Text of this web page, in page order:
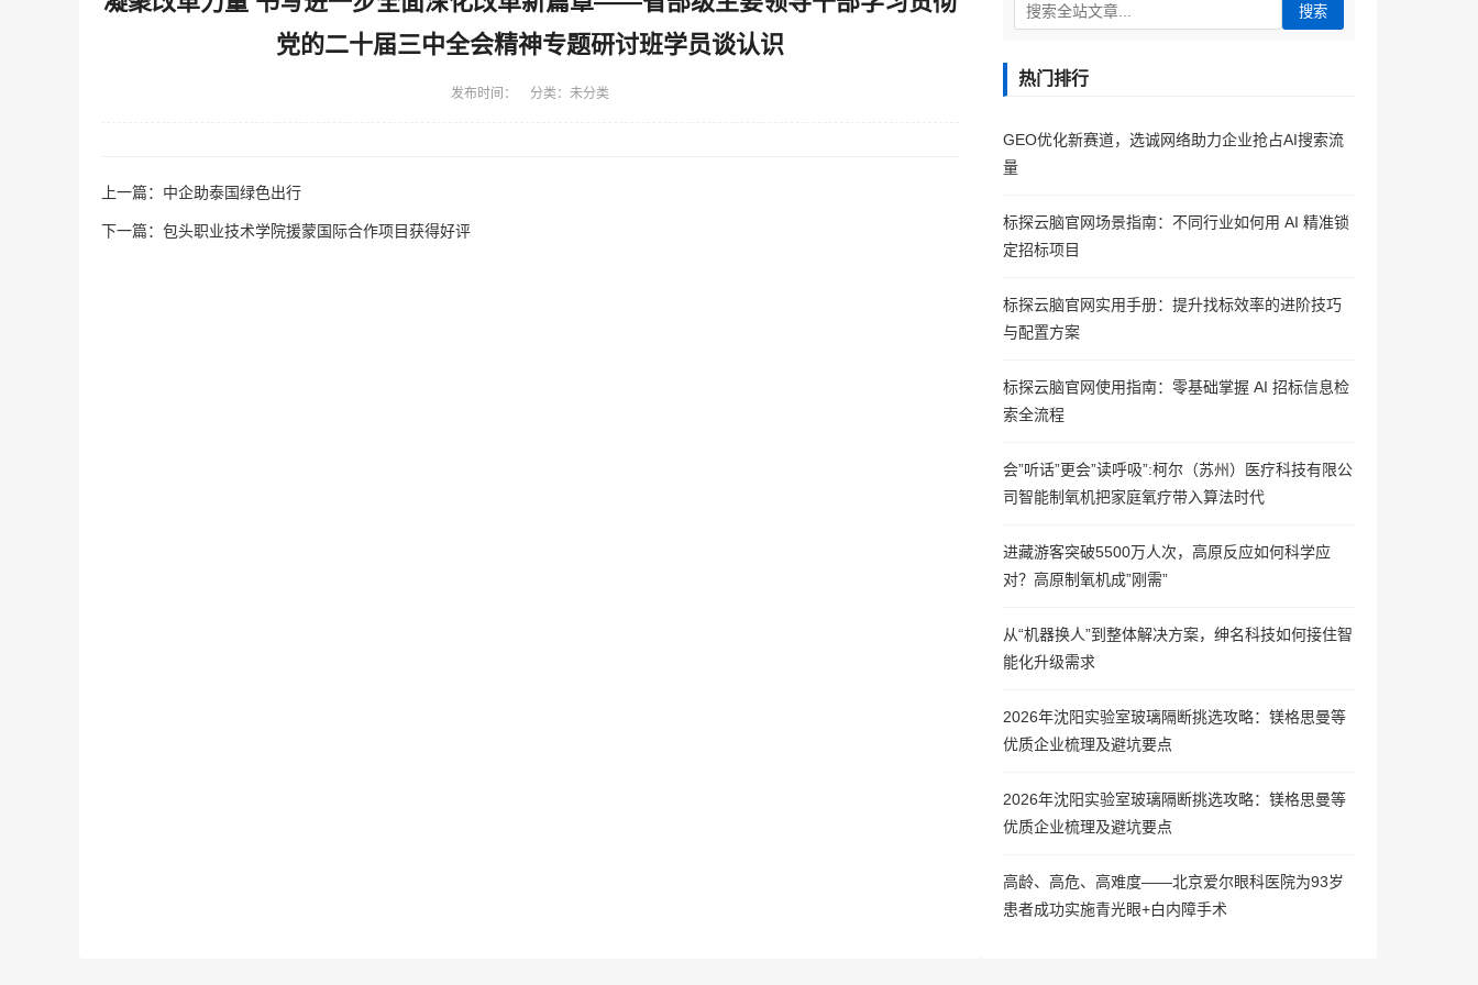
党的二十届三中全会精神专题研讨班学员谈认识
发布时间： 分类：未分类
上一篇： 中企助泰国绿色出行
下一篇： 包头职业技术学院援蒙国际合作项目获得好评
搜索
热门排行
GEO优化新赛道，选诚网络助力企业抢占AI搜索流
量
标探云脑官网场景指南：不同行业如何用 AI 精准锁
定招标项目
标探云脑官网实用手册：提升找标效率的进阶技巧
与配置方案
标探云脑官网使用指南：零基础掌握 AI 招标信息检
索全流程
会”听话”更会”读呼吸”:柯尔（苏州）医疗科技有限公
司智能制氧机把家庭氧疗带入算法时代
进藏游客突破5500万人次，高原反应如何科学应
对？高原制氧机成”刚需”
从“机器换人”到整体解决方案，绅名科技如何接住智
能化升级需求
2026年沈阳实验室玻璃隔断挑选攻略：镁格思曼等
优质企业梳理及避坑要点
2026年沈阳实验室玻璃隔断挑选攻略：镁格思曼等
优质企业梳理及避坑要点
高龄、高危、高难度——北京爱尔眼科医院为93岁
患者成功实施青光眼+白内障手术